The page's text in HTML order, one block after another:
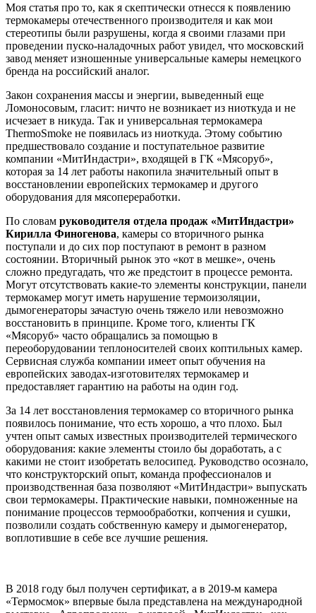
Моя статья про то, как я скептически отнесся к появлению
термокамеры отечественного производителя и как мои
стереотипы были разрушены, когда я своими глазами при
проведении пуско-наладочных работ увидел, что московский
завод меняет изношенные универсальные камеры немецкого
бренда на российский аналог.
Закон сохранения массы и энергии, выведенный еще
Ломоносовым, гласит: ничто не возникает из ниоткуда и не
исчезает в никуда. Так и универсальная термокамера
ThermoSmoke не появилась из ниоткуда. Этому событию
предшествовало создание и поступательное развитие
компании «МитИндастри», входящей в ГК «Мясоруб»,
которая за 14 лет работы накопила значительный опыт в
восстановлении европейских термокамер и другого
оборудования для мясопереработки.
По словам руководителя отдела продаж «МитИндастри»
Кирилла Финогенова, камеры со вторичного рынка
поступали и до сих пор поступают в ремонт в разном
состоянии. Вторичный рынок это «кот в мешке», очень
сложно предугадать, что же предстоит в процессе ремонта.
Могут отсутствовать какие-то элементы конструкции, панели
термокамер могут иметь нарушение термоизоляции,
дымогенераторы зачастую очень тяжело или невозможно
восстановить в принципе. Кроме того, клиенты ГК
«Мясоруб» часто обращались за помощью в
переоборудовании теплоносителей своих коптильных камер.
Сервисная служба компании имеет опыт обучения на
европейских заводах-изготовителях термокамер и
предоставляет гарантию на работы на один год.
За 14 лет восстановления термокамер со вторичного рынка
появилось понимание, что есть хорошо, а что плохо. Был
учтен опыт самых известных производителей термического
оборудования: какие элементы стоило бы доработать, а с
какими не стоит изобретать велосипед. Руководство осознало,
что конструкторский опыт, команда профессионалов и
производственная база позволяют «МитИндастри» выпускать
свои термокамеры. Практические навыки, помноженные на
понимание процессов термообработки, копчения и сушки,
позволили создать собственную камеру и дымогенератор,
воплотившие в себе все лучшие решения.
В 2018 году был получен сертификат, а в 2019-м камера
«Термосмок» впервые была представлена на международной